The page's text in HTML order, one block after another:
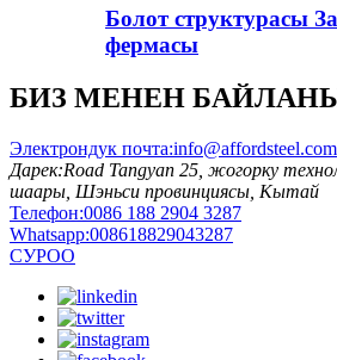
Болот структурасы
фермасы
БИЗ МЕНЕН
Электрондук почта:info@affordsteel.com
Дарек:Road Tangyan 25, жогорку
шаары, Шэньси провинциясы, Кытай
Телефон:0086 188 2904 3287
Whatsapp:008618829043287
СУРОО